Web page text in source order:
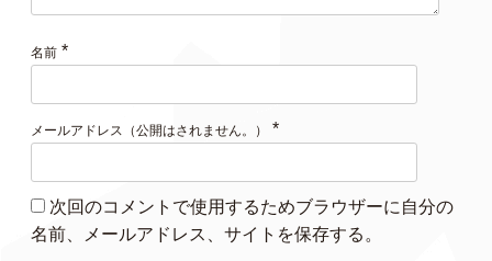
名前 *
メールアドレス（公開はされません。） *
次回のコメントで使用するためブラウザーに自分の
名前、メールアドレス、サイトを保存する。